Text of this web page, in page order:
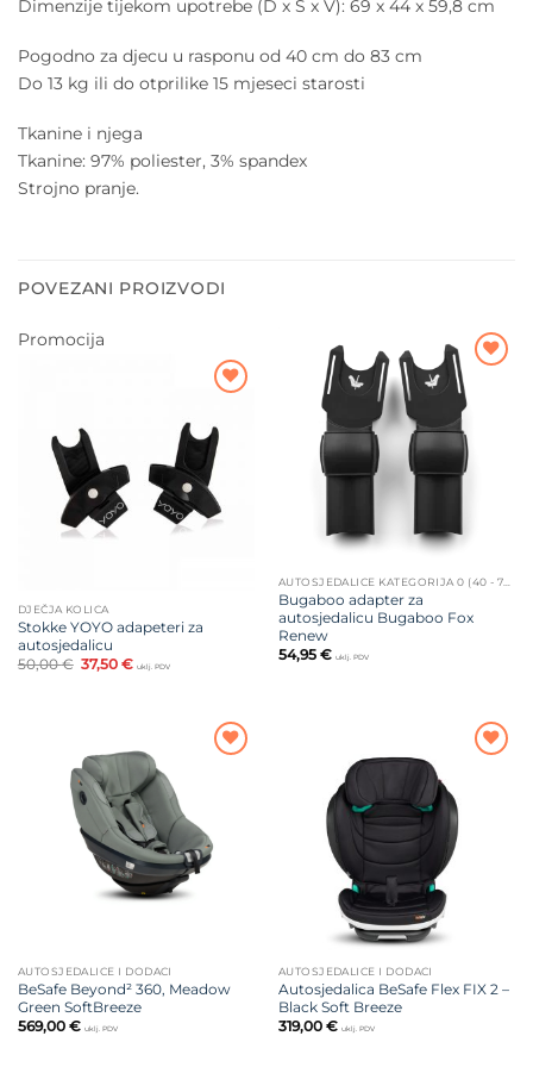
Dimenzije tijekom upotrebe (D x Š x V): 69 x 44 x 59,8 cm
Pogodno za djecu u rasponu od 40 cm do 83 cm
Do 13 kg ili do otprilike 15 mjeseci starosti
Tkanine i njega
Tkanine: 97% poliester, 3% spandex
Strojno pranje.
POVEZANI PROIZVODI
Promocija
na listu
želja
DJEČJA KOLICA
Stokke YOYO adapeteri za
autosjedalicu
50,00€ Izvorna
cijena
37,50€Trenutna
uklj. PDV
Dodajte
na listu
želja
Bugaboo adapter za
autosjedalicu Bugaboo Fox
Renew
54,95 € uklj. PDV
AUTOSJEDALICE I DODACI
BeSafe Beyond² 360, Meadow
Green SoftBreeze
569,00 € uklj. PDV
AUTOSJEDALICE I DODACI
Autosjedalica BeSafe Flex FIX 2 –
Black Soft Breeze
319,00 € uklj. PDV